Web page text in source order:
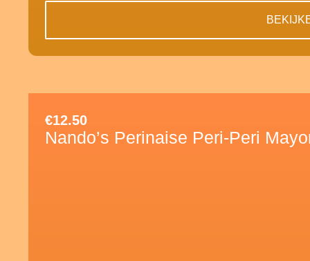
€12.50
Nando’s Perinaise Peri-Peri